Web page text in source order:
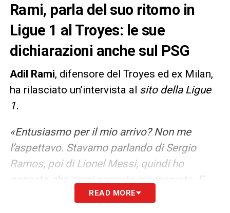
Rami, parla del suo ritorno in
Ligue 1 al Troyes: le sue
dichiarazioni anche sul PSG
Adil Rami, difensore del Troyes ed ex Milan,
ha rilasciato un’intervista al sito della Ligue
1.
«Entusiasmo per il mio arrivo? Non me
l’aspettavo. Stavamo parlando di Sergio
Ramos, poi di Lionel Messi, quindi ho
pensato che sarei passato inosservato. E
infine, hanno versato dell’inchiostro. È
READ MORE